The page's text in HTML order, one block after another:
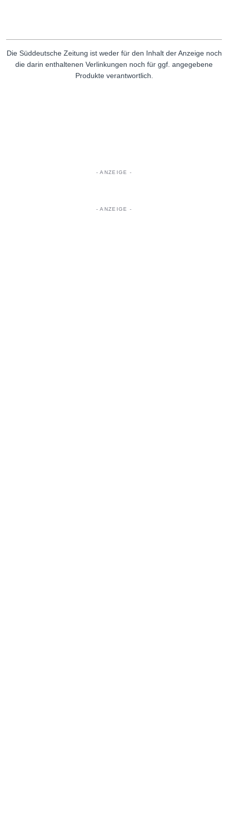
Die Süddeutsche Zeitung ist weder für den Inhalt der Anzeige noch
die darin enthaltenen Verlinkungen noch für ggf. angegebene
Produkte verantwortlich.